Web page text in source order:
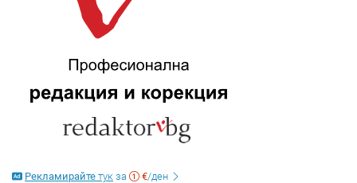
Рекламирайте тук за €/ден